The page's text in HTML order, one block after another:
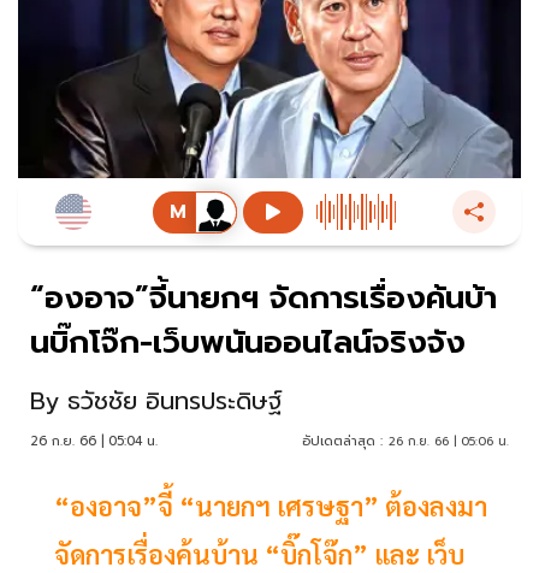
“องอาจ”จี้นายกฯ จัดการเรื่องค้นบ้า
นบิ๊กโจ๊ก-เว็บพนันออนไลน์จริงจัง
By ธวัชชัย อินทรประดิษฐ์
26 ก.ย. 66 | 05:04 น. อัปเดตล่าสุด : 26 ก.ย. 66 | 05:06 น.
“องอาจ”จี้ “นายกฯ เศรษฐา” ต้องลงมา
จัดการเรื่องค้นบ้าน “บิ๊กโจ๊ก” และ เว็บ